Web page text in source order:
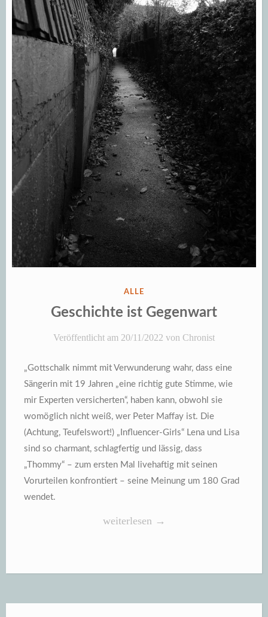
VERÖFFENTLICHT
IN
ALLE
Geschichte ist Gegenwart
Veröffentlicht am 20/11/2022 von Chronist
„Gottschalk nimmt mit Verwunderung wahr, dass eine
Sängerin mit 19 Jahren „eine richtig gute Stimme, wie
mir Experten versicherten“, haben kann, obwohl sie
womöglich nicht weiß, wer Peter Maffay ist. Die
(Achtung, Teufelswort!) „Influencer-Girls“ Lena und Lisa
sind so charmant, schlagfertig und lässig, dass
„Thommy“ – zum ersten Mal livehaftig mit seinen
Vorurteilen konfrontiert – seine Meinung um 180 Grad
wendet.
„Geschichte
weiterlesen →